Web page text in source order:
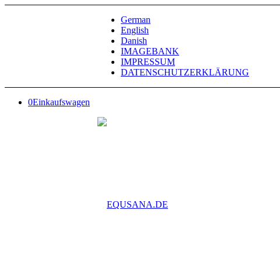
German
English
Danish
IMAGEBANK
IMPRESSUM
DATENSCHUTZERKLÄRUNG
0Einkaufswagen